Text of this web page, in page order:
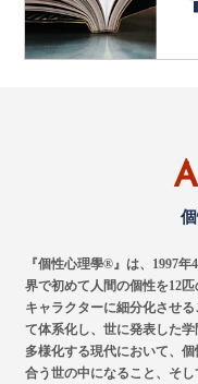
『個性心理學®』は、1997
界で初めて人間の個性を12匹
キャラクターに細分化させ
て体系化し、世に発表した学
多様化する現代において、
合う世の中になること、そ